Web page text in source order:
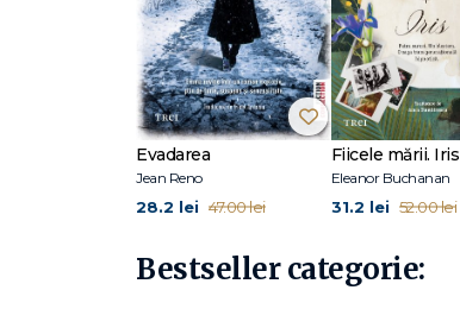
Evadarea
Jean Reno
28.2 lei 47.00 lei
Fiicele mării. Iris
Eleanor Buchanan
31.2 lei 52.00 lei
Bestseller categorie: